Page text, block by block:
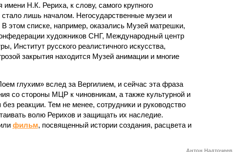
Н.К. Рериха, к слову, самого крупного
стало лишь началом. Негосударственные музеи и
этом списке, например, оказались Музей матрешки,
художников СНГ, Международный центр
Институт русского реалистичного искусства,
закрытия находится Музей анимации и многие
глухим» вслед за Вергилием, и сейчас эта фраза
со стороны МЦР к чиновникам, а также культурной и
реакции. Тем не менее, сотрудники и руководство
волю Рерихов и защищать их наследие.
фильм, посвященный истории создания, расцвета и
Антон Надточеев